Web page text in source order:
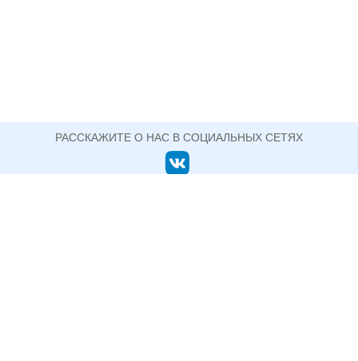
РАССКАЖИТЕ О НАС В СОЦИАЛЬНЫХ СЕТЯХ